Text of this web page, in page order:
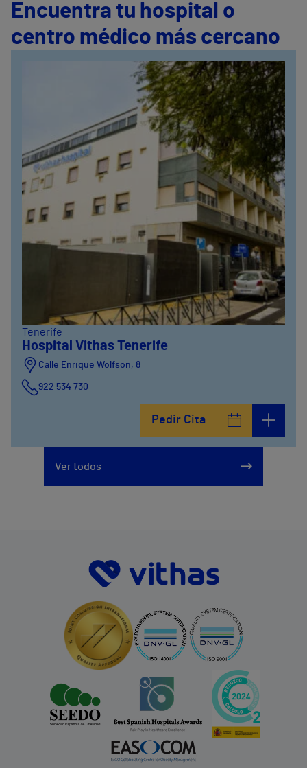
Encuentra tu hospital o
centro médico más cercano
Tenerife
Hospital Vithas Tenerife
Calle Enrique Wolfson, 8
922 534 730
Pedir Cita
Ver todos